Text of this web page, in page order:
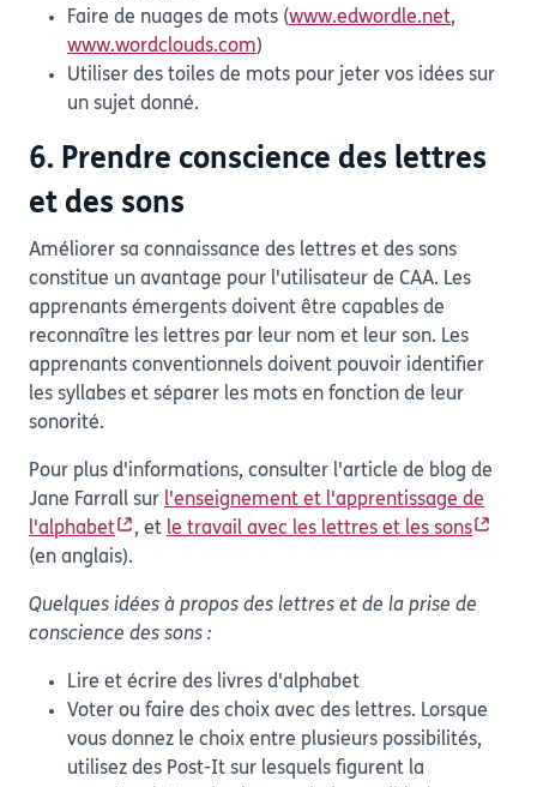
Faire de nuages de mots (www.edwordle.net,
www.wordclouds.com)
Utiliser des toiles de mots pour jeter vos idées sur
un sujet donné.
6. Prendre conscience des lettres
et des sons
Améliorer sa connaissance des lettres et des sons
constitue un avantage pour l'utilisateur de CAA. Les
apprenants émergents doivent être capables de
reconnaître les lettres par leur nom et leur son. Les
apprenants conventionnels doivent pouvoir identifier
les syllabes et séparer les mots en fonction de leur
sonorité.
Pour plus d'informations, consulter l'article de blog de
Jane Farrall sur l'enseignement et l'apprentissage de
l'alphabet
, et le travail avec les lettres et les sons
(en anglais).
Quelques idées à propos des lettres et de la prise de
conscience des sons :
Lire et écrire des livres d'alphabet
Voter ou faire des choix avec des lettres. Lorsque
vous donnez le choix entre plusieurs possibilités,
utilisez des Post-It sur lesquels figurent la